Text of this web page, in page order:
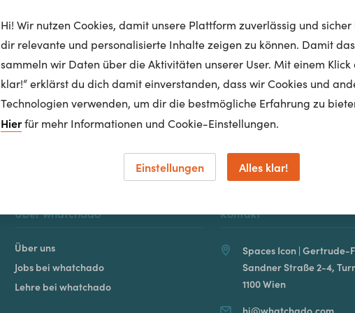
Homepage
Über whatchado
Über uns
Jobs bei whatchado
Lehre bei whatchado
Kontakt
Spaces Icon | Gertrude-
Sandner Straße 2-4,
1100 Wien
hi@whatchado.com
Hi! Wir nutzen Cookies, damit unsere Plattform zuverlässig und
dir relevante und personalisierte Inhalte zeigen zu können. Damit
sammeln wir Daten über die Aktivitäten unserer User. Mit einem Klick
klar!“ erklärst du dich damit einverstanden, dass wir Cookies und
Technologien verwenden, um dir die bestmögliche Erfahrung zu
Hierfür mehr Informationen und Cookie-Einstellungen.
Einstellungen Alles klar!